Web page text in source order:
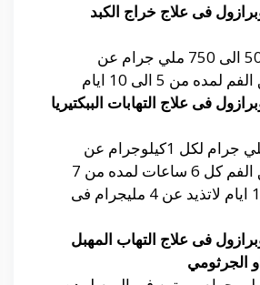
فى علاج خراج الكبد
من 500 الى 750 ملي جرام عن
لمده من 5 الى 10 ايام
فى علاج التهابات الببكتيريا
7.5 ملي جرام لكل 1كيلوجرام عن
طريق الفم كل 6 ساعات لمده من 7
الى 10 ايام لاتذيد عن 4 مليجرام فى
فى علاج التهاب المهبل
الجرثومي